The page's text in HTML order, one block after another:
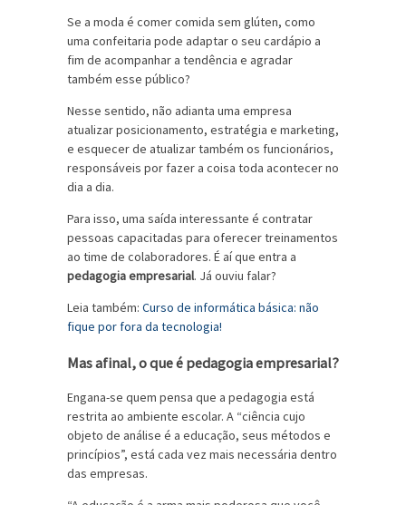
Se a moda é comer comida sem glúten, como
uma confeitaria pode adaptar o seu cardápio a
fim de acompanhar a tendência e agradar
também esse público?
Nesse sentido, não adianta uma empresa
atualizar posicionamento, estratégia e marketing,
e esquecer de atualizar também os funcionários,
responsáveis por fazer a coisa toda acontecer no
dia a dia.
Para isso, uma saída interessante é contratar
pessoas capacitadas para oferecer treinamentos
ao time de colaboradores. É aí que entra a
pedagogia empresarial. Já ouviu falar?
Leia também: Curso de informática básica: não
fique por fora da tecnologia!
Mas afinal, o que é pedagogia empresarial?
Engana-se quem pensa que a pedagogia está
restrita ao ambiente escolar. A “ciência cujo
objeto de análise é a educação, seus métodos e
princípios”, está cada vez mais necessária dentro
das empresas.